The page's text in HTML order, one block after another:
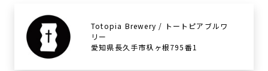
Totopia Brewery / トートピアブルワ
リー
愛知県長久手市杁ヶ根795番1